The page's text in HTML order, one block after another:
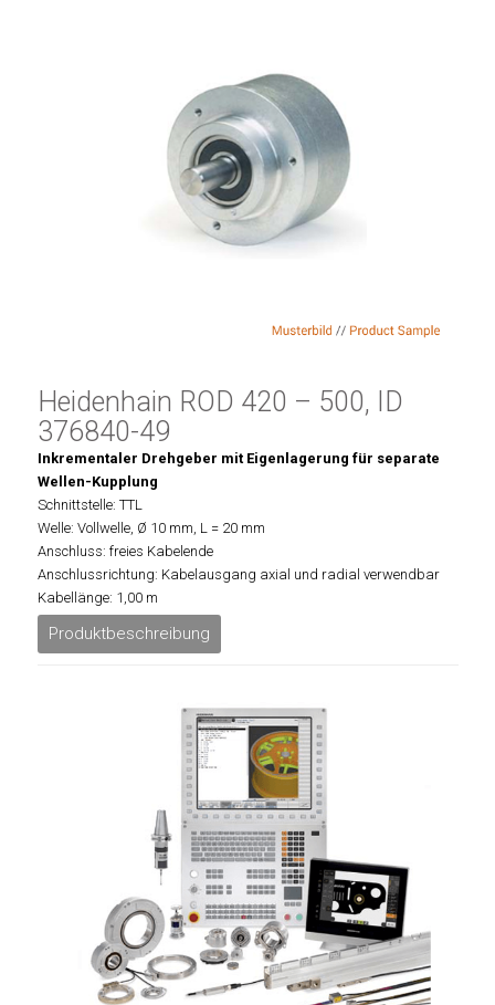
Heidenhain ROD 420 – 500, ID
376840-49
Inkrementaler Drehgeber mit Eigenlagerung für separate
Wellen-Kupplung
Schnittstelle: TTL
Welle: Vollwelle, Ø 10 mm, L = 20 mm
Anschluss: freies Kabelende
Anschlussrichtung: Kabelausgang axial und radial verwendbar
Kabellänge: 1,00 m
Produktbeschreibung